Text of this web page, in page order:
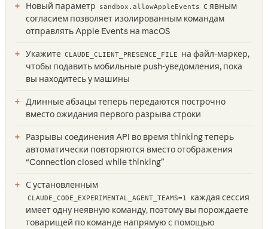
Новый параметр sandbox.allowAppleEvents с явным
согласием позволяет изолированным командам
отправлять Apple Events на macOS
Укажите CLAUDE_CLIENT_PRESENCE_FILE
на файл-маркер,
чтобы подавить мобильные push-уведомления, пока
вы находитесь у машины
Длинные абзацы теперь передаются построчно
вместо ожидания первого разрыва строки
Разрывы соединения API во время thinking теперь
автоматически повторяются вместо отображения
“Connection closed while thinking”
С установленным
CLAUDE_CODE_EXPERIMENTAL_AGENT_TEAMS=1
каждая сессия
имеет одну неявную команду, поэтому вы порождаете
товарищей по команде напрямую с помощью